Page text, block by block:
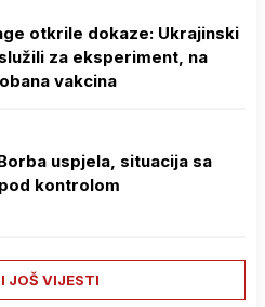
otkrile dokaze: Ukrajinski
za eksperiment, na
vakcina
uspjela, situacija sa
kontrolom
JOŠ VIJESTI